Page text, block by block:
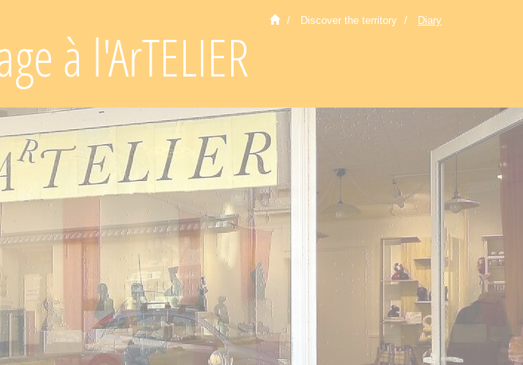
Discover the territory Diary
à l'ArTELIER